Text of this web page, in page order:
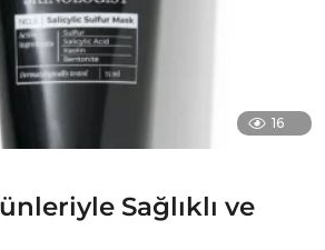
16
Sağlıklı ve